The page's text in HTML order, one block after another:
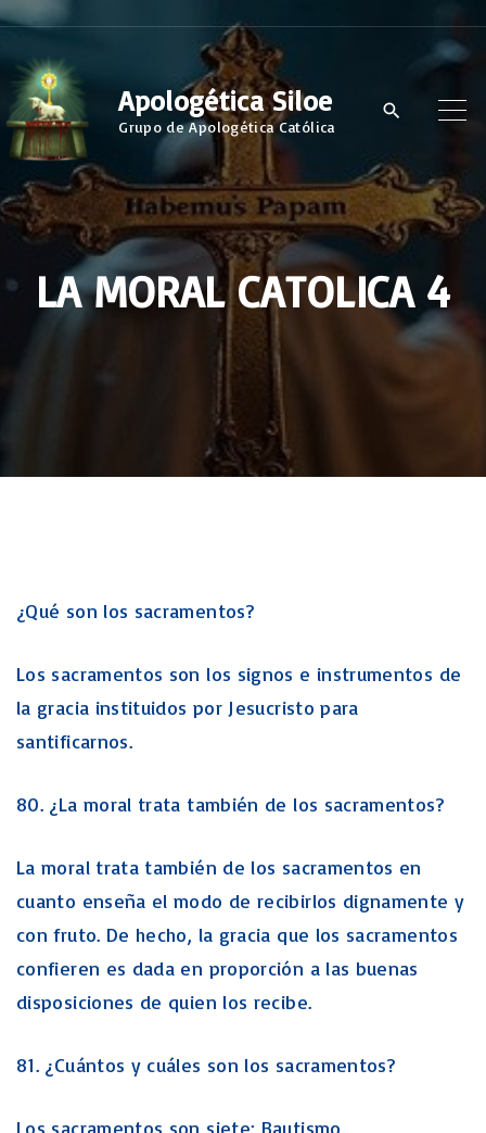
S
p
c
n
Apologética Siloe
Grupo de Apologética Católica
LA MORAL CATOLICA 4
¿Qué son los sacramentos?
Los sacramentos son los signos e instrumentos de
la gracia instituidos por Jesucristo para
santificarnos.
80. ¿La moral trata también de los sacramentos?
La moral trata también de los sacramentos en
cuanto enseña el modo de recibirlos dignamente y
con fruto. De hecho, la gracia que los sacramentos
confieren es dada en proporción a las buenas
disposiciones de quien los recibe.
81. ¿Cuántos y cuáles son los sacramentos?
Los sacramentos son siete: Bautismo,